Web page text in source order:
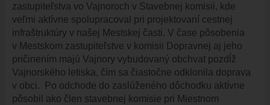
ŠPECIALIZOVANÉ ZARIADENIE PRE SENIOROV (ALVIANO)
KULTÚRA
HARMONOGRAM PODUJATÍ
KNIŽNICA
ZDRUŽENIA A SPOLKY
KERAMICKÁ DIELŇA
zastupiteľstva vo Vajnoroch v Stavebnej komisii, kde
veľmi aktívne spolupracoval pri projektovaní cestnej
infraštruktúry v našej Mestskej časti. V čase pôsobenia
v Mestskom zastupiteľstve v komisii Dopravnej aj jeho
pričinením majú Vajnory vybudovaný obchvat pozdĺž
Vajnorského letiska, čím sa čiastočne odklonila doprava
v obci. Po odchode do zaslúženého dôchodku aktívne
pôsobil ako člen stavebnej komisie pri Miestnom